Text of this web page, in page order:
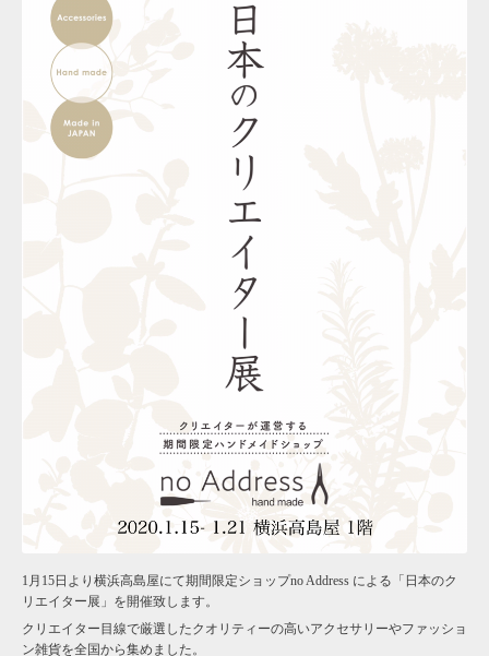
1月15日より横浜高島屋にて期間限定ショップno Address による「日本のク
リエイター展」を開催致します。
クリエイター目線で厳選したクオリティーの高いアクセサリーやファッショ
ン雑貨を全国から集めました。